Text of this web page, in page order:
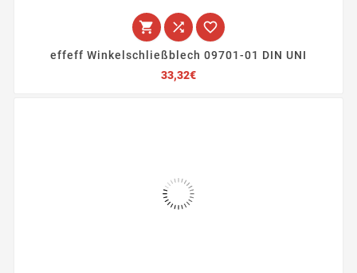
  
effeff Winkelschließblech 09701-01 DIN UNI
33,32€Preis